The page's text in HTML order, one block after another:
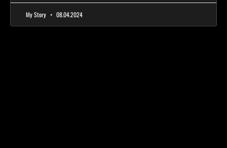
My Story 08.04.2024